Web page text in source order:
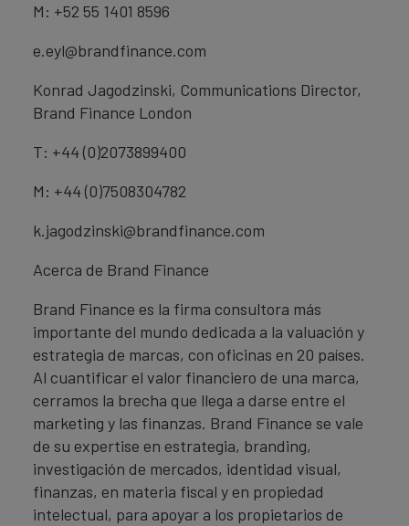
M: +52 55 1401 8596
e.eyl@brandfinance.com
Konrad Jagodzinski, Communications Director,
Brand Finance London
T: +44 (0)2073899400
M: +44 (0)7508304782
k.jagodzinski@brandfinance.com
Acerca de Brand Finance
Brand Finance es la firma consultora más
importante del mundo dedicada a la valuación y
estrategia de marcas, con oficinas en 20 países.
Al cuantificar el valor financiero de una marca,
cerramos la brecha que llega a darse entre el
marketing y las finanzas. Brand Finance se vale
de su expertise en estrategia, branding,
investigación de mercados, identidad visual,
finanzas, en materia fiscal y en propiedad
intelectual, para apoyar a los propietarios de